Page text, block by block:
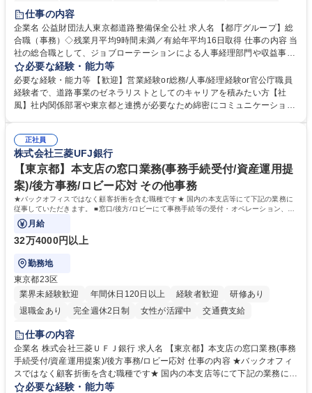
研修あり
退職金あり
駅近5分以内
資格取得手当あり 食事補助あり
仕事の内容
企業名 公益財団法人東京都道路整備保全公社 求人名 【都庁グループ】総
合職（事務）◇残業月平均9時間未満／有給年平均16日取得 仕事の内容 当
社の総合職として、ジョブローテーションによる人事経理部門や収益事業
等のフロント部門の部署等幅広い部署での業務をお任せいたします。研修
制度やキャリア支援が充実しております！ ※下記業務詳細 【業務詳細】■
管理部門：広報、人事、経理など当公社の運営に係る管理業務 ■収益部
門：駐車場の新規開拓、管理運営、新宿駅西口広場の「イベントコーナ
道路施設や道路工事現場の見学ツアー事業 ※入社後は上記いずれかの部門
へ配属。※業務内容変更の範囲：会社の定める業務 募集職種 【都庁グル
ープ】総合職（事務）◇残業月平均9時間未満／有給年平均16日取得
必要な経験・能力等
必要な経験・能力等 【歓迎】営業経験or総務/人事/経理経験or官公庁職員
経験者で、道路事業のゼネラリストとしてのキャリアを積みたい方【社
風】社内関係部署や東京都と連携が必要なため綿密にコミュニケーション
部門など多岐に渡る業務を経験できます。 ■様々なプロジェクト：駐車場
事業の他、新宿駅西口広場内に設置された照明を兼ねた広告「ブライトサ
イン」の管理運営を行うなど、事業収益を生み出す活動を積極的に行って
います。 学歴・資格 学歴：大学院 大学 高専 短大 専修学校 高校 語学力：
資格：
正社員
株式会社三菱UFJ銀行
【東京都】本支店の窓口業務(事務手続受付/資産運用提
案)/後方事務/ロビー応対 その他事務
★バックオフィスではなく顧客折衝を含む職種です★ 国内の本支店等にて下記の業務に
従事していただきます。 ■窓口/後方/ロビーにて事務手続等の受付・オペレーション、お
客様対応
月給
32万4000円以上
勤務地
東京都23区
業界未経験歓迎
年間休日120日以上 経験者歓迎
研修あり
退職金あり
完全週休2日制 女性が活躍中
交通費支給
土日祝休み
仕事の内容
企業名 株式会社三菱ＵＦＪ銀行 求人名 【東京都】本支店の窓口業務(事務
手続受付/資産運用提案)/後方事務/ロビー応対 仕事の内容 ★バックオフィ
スではなく顧客折衝を含む職種です★ 国内の本支店等にて下記の業務に従
事していただきます。 ■窓口/後方/ロビーにて事務手続等の受付・オペレ
必要な経験・能力等